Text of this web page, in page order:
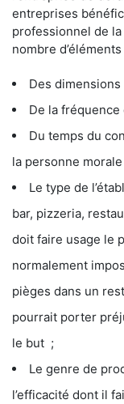
entreprises
professionnel de
nombre
Des
De la fréquence
Du temps du
la personne morale
Le type de
bar, pizzeria,
doit faire usage le
normalement
pièges dans un
pourrait porter
le but ;
Le genre de
l’efficacité dont il